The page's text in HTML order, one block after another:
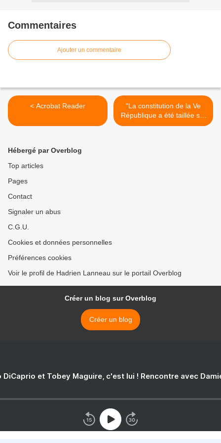
Commentaires
Ajouter un commentaire
< Acrobat Reader
"La constitution de la Ve
République a été taillée sur
mesure pour un homme, le
Hébergé par Overblog
Top articles
Pages
Contact
Signaler un abus
C.G.U.
Cookies et données personnelles
Préférences cookies
Voir le profil de Hadrien Lanneau sur le portail Overblog
Créer un blog sur Overblog
Créer un blog
DiCaprio et Tobey Maguire, c'est lui ! Rencontre avec